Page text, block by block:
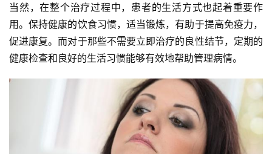
当然，在整个治疗过程中，患者的生活方式也起着重要作
用。保持健康的饮食习惯，适当锻炼，有助于提高免疫力，
促进康复。而对于那些不需要立即治疗的良性结节，定期的
健康检查和良好的生活习惯能够有效地帮助管理病情。